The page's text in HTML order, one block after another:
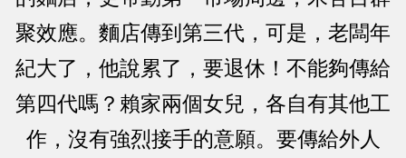
聚效應。麵店傳到第三代，可是，老闆年
紀大了，他說累了，要退休！不能夠傳給
第四代嗎？賴家兩個女兒，各自有其他工
作，沒有強烈接手的意願。要傳給外人